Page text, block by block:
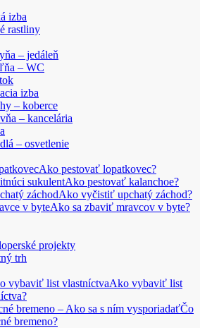
izba
rastliny
– jedáleň
– WC
izba
– koberce
– kancelária
– osvetlenie
Ako pestovať lopatkovec?
Ako pestovať kalanchoe?
Ako vyčistiť upchatý záchod?
Ako sa zbaviť mravcov v byte?
projekty
trh
Ako vybaviť list
Čo
bremeno?